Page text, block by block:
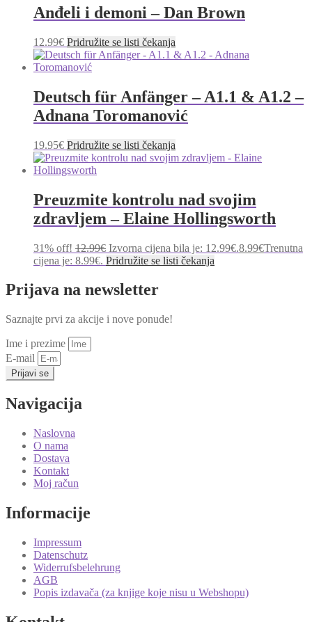
Anđeli i demoni – Dan Brown
12.99€ Pridružite se listi čekanja
Deutsch für Anfänger – A1.1 & A1.2 –
Adnana Toromanović
19.95€ Pridružite se listi čekanja
Preuzmite kontrolu nad svojim
zdravljem – Elaine Hollingsworth
31% off! 12.99€ Izvorna cijena bila je: 12.99€.8.99€Trenutna
cijena je: 8.99€. Pridružite se listi čekanja
Prijava na newsletter
Saznajte prvi za akcije i nove ponude!
Ime i prezime
E-mail
Prijavi se
Navigacija
Naslovna
O nama
Dostava
Kontakt
Moj račun
Informacije
Impressum
Datenschutz
Widerrufsbelehrung
AGB
Popis izdavača (za knjige koje nisu u Webshopu)